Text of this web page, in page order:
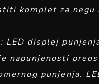
komplet za negu
displej
napunjenosti
punjenja.